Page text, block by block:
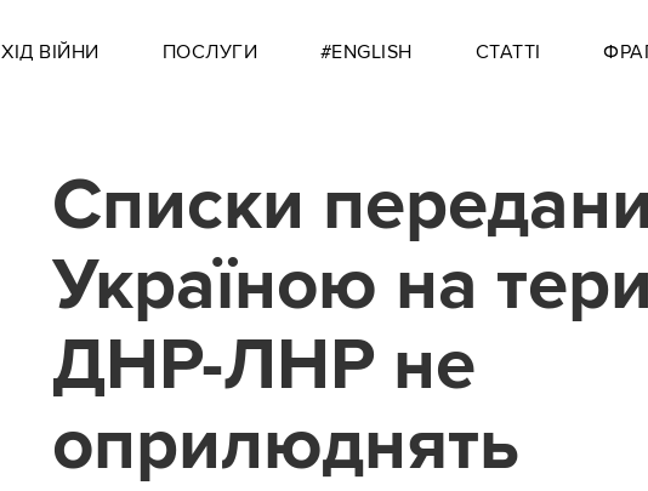
ХІД ВІЙНИ ПОСЛУГИ #ENGLISH СТАТТІ
Списки
Україною на
ДНР-ЛНР не
оприлюднять